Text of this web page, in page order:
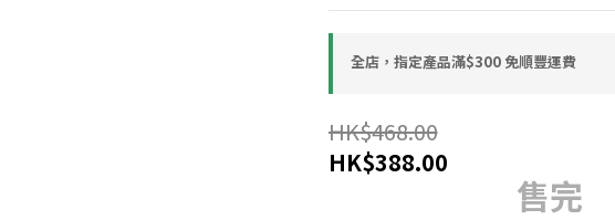
全店，指定產品滿$300 免順豐運費
HK$468.00
HK$388.00
售完